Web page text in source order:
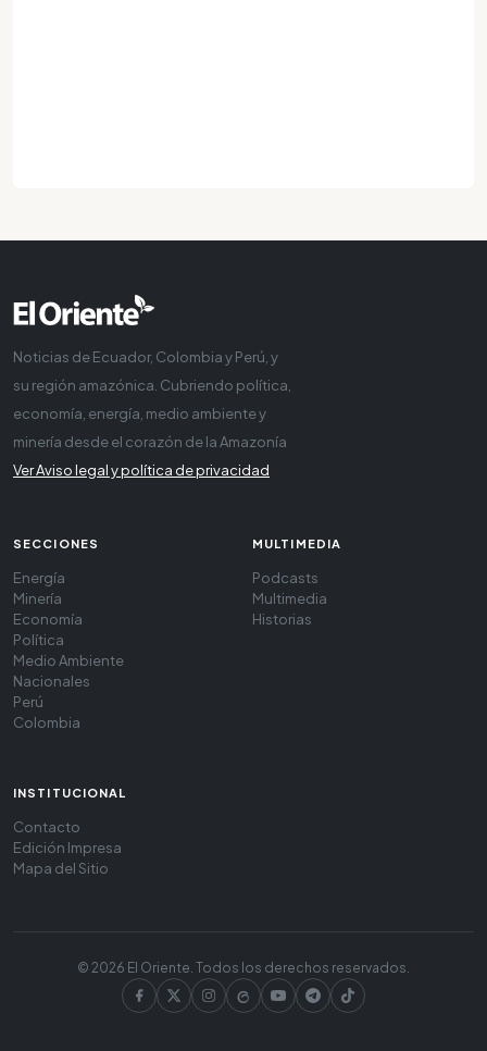
Noticias de Ecuador, Colombia y Perú, y
su región amazónica. Cubriendo política,
economía, energía, medio ambiente y
minería desde el corazón de la Amazonía
Ver Aviso legal y política de privacidad
SECCIONES
Energía
Minería
Economía
Política
Medio Ambiente
Nacionales
Perú
Colombia
MULTIMEDIA
Podcasts
Multimedia
Historias
INSTITUCIONAL
Contacto
Edición Impresa
Mapa del Sitio
© 2026 El Oriente. Todos los derechos reservados.